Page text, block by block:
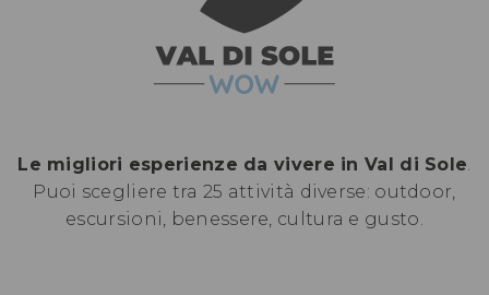
Le migliori esperienze da vivere in Val di Sole
Puoi scegliere tra 25 attività diverse: outdoor,
escursioni, benessere, cultura e gusto.